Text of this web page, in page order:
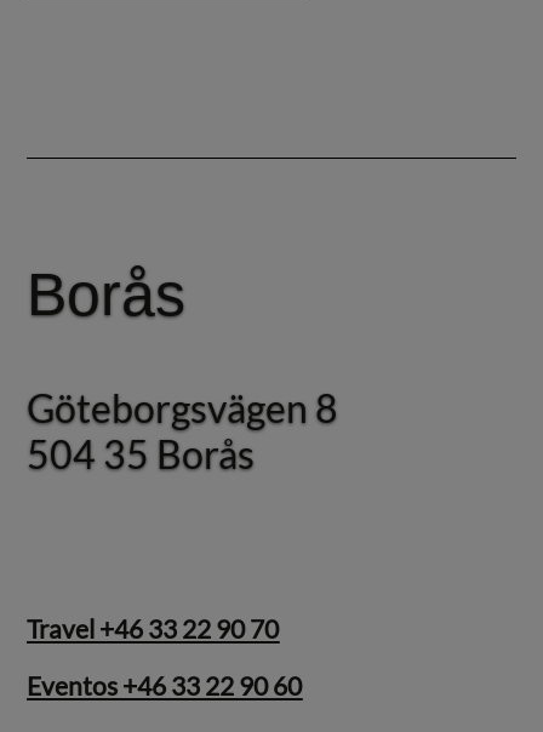
Borås
Göteborgsvägen 8
504 35 Borås
Borås
Göteborgsvägen 8
504 35 Borås
Travel +46 33 22 90 70
Eventos +46 33 22 90 60